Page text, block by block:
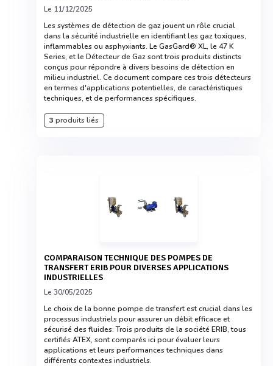
Le 11/12/2025
Les systèmes de détection de gaz jouent un rôle crucial
dans la sécurité industrielle en identifiant les gaz toxiques,
inflammables ou asphyxiants. Le GasGard® XL, le 47 K
Series, et le Détecteur de Gaz sont trois produits distincts
conçus pour répondre à divers besoins de détection en
milieu industriel. Ce document compare ces trois détecteurs
en termes d'applications potentielles, de caractéristiques
techniques, et de performances spécifiques.
3 produits liés
COMPARAISON TECHNIQUE DES POMPES DE
TRANSFERT ERIB POUR DIVERSES APPLICATIONS
INDUSTRIELLES
Le 30/05/2025
Le choix de la bonne pompe de transfert est crucial dans les
processus industriels pour assurer un débit efficace et
sécurisé des fluides. Trois produits de la société ERIB, tous
certifiés ATEX, sont comparés ici pour évaluer leurs
applications et leurs performances techniques dans
différents contextes industriels.